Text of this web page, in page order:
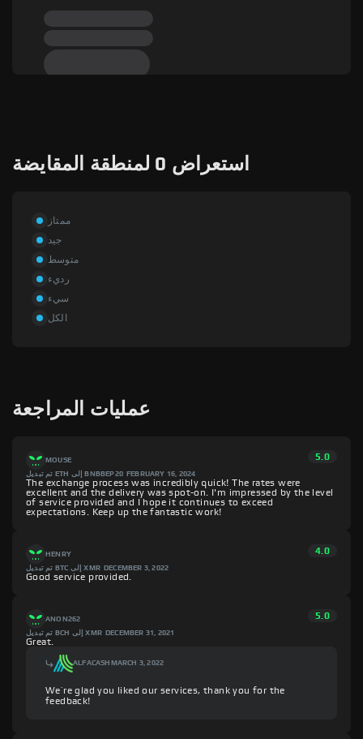
عمليات المراجعة
MOUSE
تم تبديل ETH إلى BNBBEP20
FEBRUARY 16, 2024
5.0
The exchange process was incredibly quick! The rates were
excellent and the delivery was spot-on. I'm impressed by the level
of service provided and I hope it continues to exceed
expectations. Keep up the fantastic work!
HENRY
تم تبديل BTC إلى XMR
DECEMBER 3, 2022
4.0
Good service provided.
ANON262
تم تبديل BCH إلى XMR
DECEMBER 31, 2021
5.0
Great.
ALFACASH MARCH 3, 2022
We’re glad you liked our services, thank you for the
feedback!
استعراض 0 لمنطقة المقايضة
ممتاز
جيد
متوسط
رديء
سيء
الكل